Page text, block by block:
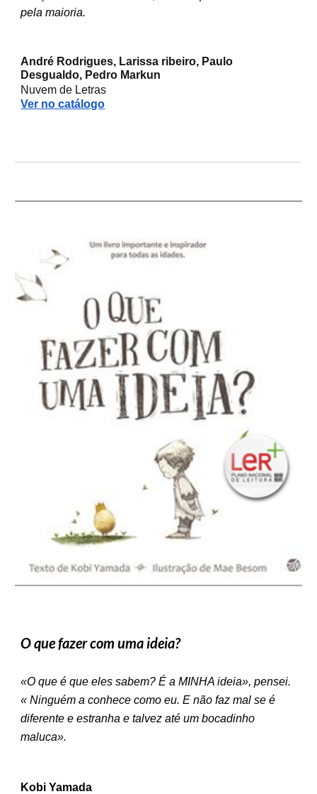
pela maioria.
André Rodrigues, Larissa ribeiro, Paulo
Desgualdo, Pedro Markun
Nuvem de Letras
Ver no catálogo
O que fazer com uma ideia?
«O que é que eles sabem? É a MINHA ideia», pensei.
« Ninguém a conhece como eu. E não faz mal se é
diferente e estranha e talvez até um bocadinho
maluca».
Kobi Yamada